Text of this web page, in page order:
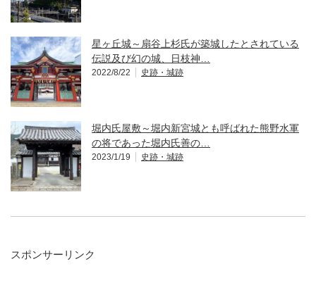
星ヶ丘城～扇谷上杉氏が築城したとされている
伝説及び幻の城、日枝神…
2022/8/22 史跡・城跡
堀内氏屋敷～堀内新宮城とも呼ばれた熊野水軍
の将であった堀内氏善の…
2023/1/19 史跡・城跡
スポンサーリンク